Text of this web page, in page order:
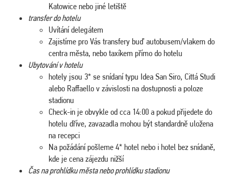
Katowice nebo jiné letiště
transfer do hotelu
Uvítání delegátem
Zajistíme pro Vás transfery buď autobusem/vlakem do
centra města, nebo taxíkem přímo do hotelu
Ubytování v hotelu
hotely jsou 3* se snídaní typu Idea San Siro, Cittá Studi
alebo Raffaello v závislosti na dostupnosti a poloze
stadionu
Check-in je obvykle od cca 14:00 a pokud přijedete do
hotelu dříve, zavazadla mohou být standardně uložena
na recepci
Na požádání pošleme 4* hotel nebo i hotel bez snídaně,
kde je cena zájezdu nižší
Čas na prohlídku města nebo prohlídku stadionu